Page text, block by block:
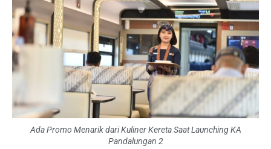
Ada Promo Menarik dari Kuliner Kereta Saat Launching KA
Pandalungan 2